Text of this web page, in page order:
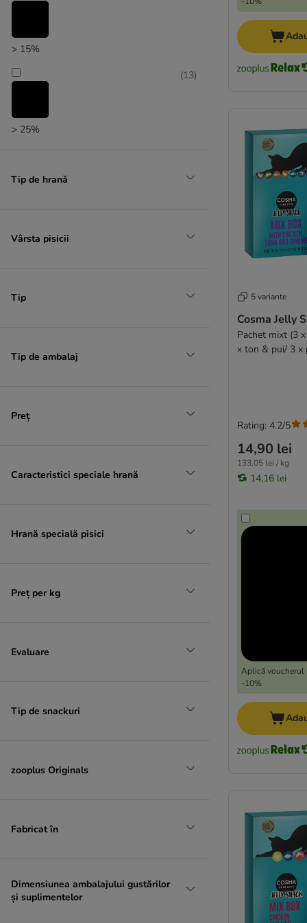
> 15%
> 25%
(13)
Tip de hrană
Vârsta pisicii
Tip
Tip de ambalaj
Preț
Caracteristici speciale hrană
Hrană specială pisici
Preț per kg
Evaluare
Tip de snackuri
zooplus Originals
Fabricat în
Dimensiunea ambalajului gustărilor
și suplimentelor
5 variante
Cosma Jelly
Pachet mixt (3
x ton & pui/ 3 x
14,90 lei
133,05 lei / kg
14,16 lei
Aplică voucherul
-10%
Rating: 4.2/5